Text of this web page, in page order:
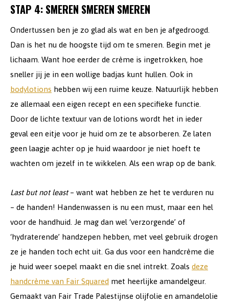
STAP 4: SMEREN SMEREN SMEREN
Ondertussen ben je zo glad als wat en ben je afgedroogd.
Dan is het nu de hoogste tijd om te smeren. Begin met je
lichaam. Want hoe eerder de crème is ingetrokken, hoe
sneller jij je in een wollige badjas kunt hullen. Ook in
bodylotions hebben wij een ruime keuze. Natuurlijk hebben
ze allemaal een eigen recept en een specifieke functie.
Door de lichte textuur van de lotions wordt het in ieder
geval een eitje voor je huid om ze te absorberen. Ze laten
geen laagje achter op je huid waardoor je niet hoeft te
wachten om jezelf in te wikkelen. Als een wrap op de bank.
Last but not least– want wat hebben ze het te verduren nu
– de handen! Handenwassen is nu een must, maar een hel
voor de handhuid. Je mag dan wel ‘verzorgende’ of
‘hydraterende’ handzepen hebben, met veel gebruik drogen
ze je handen toch echt uit. Ga dus voor een handcrème die
je huid weer soepel maakt en die snel intrekt. Zoals deze
handcrème van Fair Squared met heerlijke amandelgeur.
Gemaakt van Fair Trade Palestijnse olijfolie en amandelolie